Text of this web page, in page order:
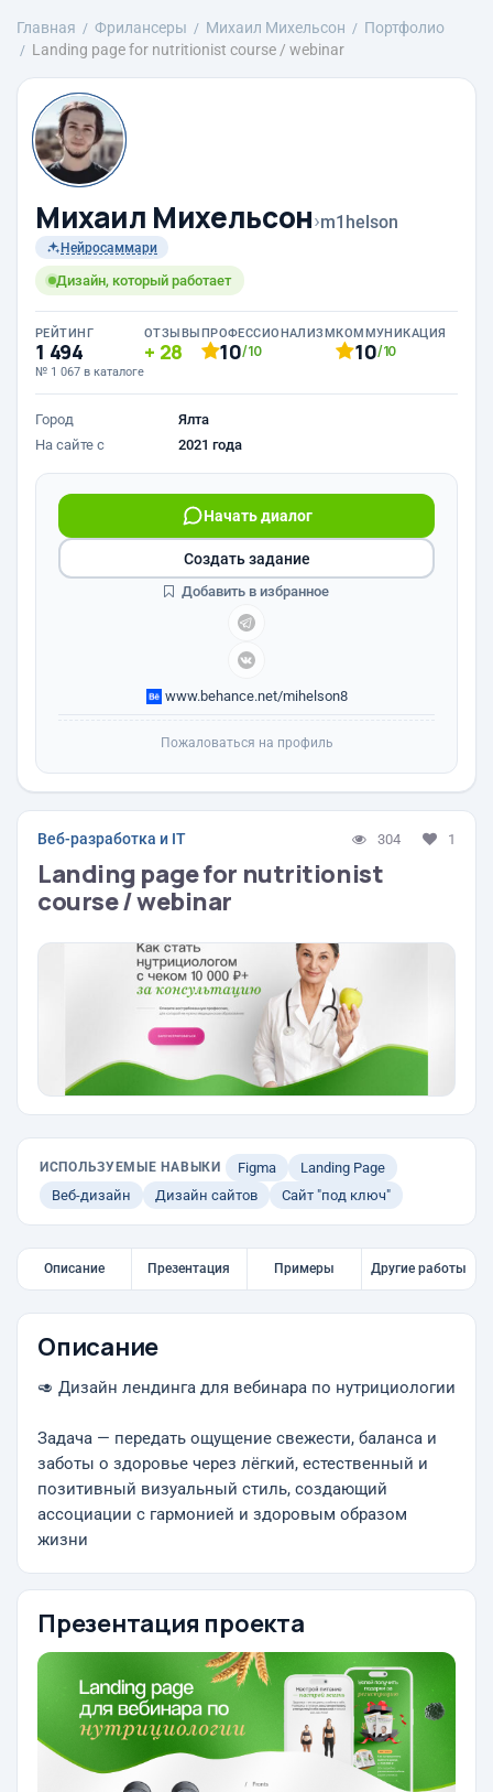
Главная Фрилансеры Михаил Михельсон
Портфолио
Landing page for nutritionist course / webinar
Михаил Михельсон›m1helson
Нейросаммари
Дизайн, который работает
РЕЙТИНГ
1 494
№ 1 067 в каталоге
ОТЗЫВЫ
28
ПРОФЕССИОНАЛИЗМ
10/10
КОММУНИКАЦИЯ
10/10
Город
Ялта
На сайте с
2021 года
Начать диалог
www.behance.net/mihelson8
Создать задание
Добавить в избранное
Пожаловаться на профиль
Веб-разработка и IT 304 1
Landing page for nutritionist
course / webinar
ИСПОЛЬЗУЕМЫЕ НАВЫКИ Figma
Landing Page
Веб-дизайн
Дизайн сайтов Сайт "под ключ"
Описание Презентация Примеры Другие работы
Описание
🥑 Дизайн лендинга для вебинара по нутрициологии
Задача — передать ощущение свежести, баланса и
заботы о здоровье через лёгкий, естественный и
позитивный визуальный стиль, создающий
ассоциации с гармонией и здоровым образом
жизни
Презентация проекта